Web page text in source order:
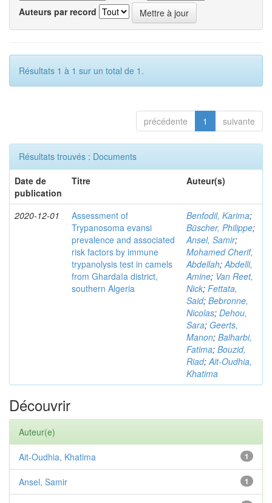
Auteurs par record
Résultats 1 à 1 sur un total de 1.
précédente 1 suivante
Résultats trouvés : Documents
Date de
publication
Titre Auteur(s)
2020-12-01
Assessment of
Trypanosoma evansi
prevalence and associated
risk factors by immune
trypanolysis test in camels
from Ghardaïa district,
southern Algeria
Benfodil, Karima;
Büscher, Philippe;
Ansel, Samir;
Mohamed Cherif,
Abdellah;Abdelli,
Amine; Van Reet,
Nick; Fettata,
Said; Bebronne,
Nicolas; Dehou,
Sara; Geerts,
Manon; Balharbi,
Fatima; Bouzid,
Riad;Ait-Oudhia,
Khatima
Découvrir
Auteur(e)
1
Ait-Oudhia, Khatima
1
Ansel, Samir